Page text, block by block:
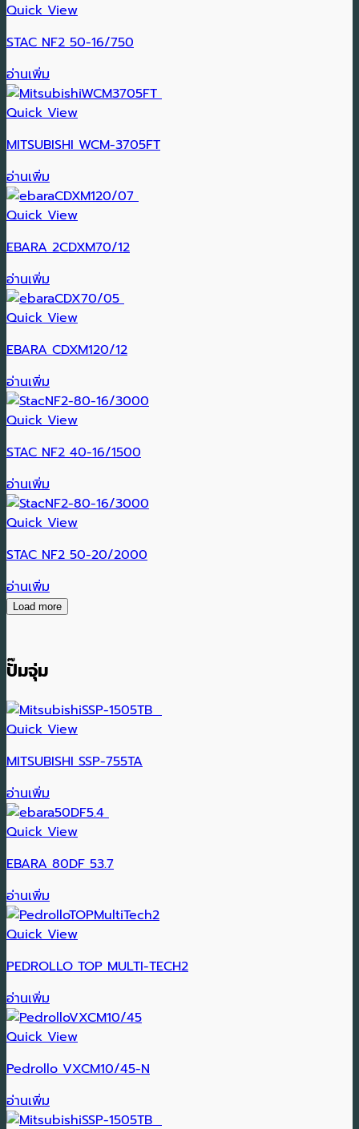
Quick View
STAC NF2 50-16/750
อ่านเพิ่ม
Quick View
MITSUBISHI WCM-3705FT
อ่านเพิ่ม
Quick View
EBARA 2CDXM70/12
อ่านเพิ่ม
Quick View
EBARA CDXM120/12
อ่านเพิ่ม
Quick View
STAC NF2 40-16/1500
อ่านเพิ่ม
Quick View
STAC NF2 50-20/2000
อ่านเพิ่ม
Load more
ปั๊มจุ่ม
Quick View
MITSUBISHI SSP-755TA
อ่านเพิ่ม
Quick View
EBARA 80DF 53.7
อ่านเพิ่ม
Quick View
PEDROLLO TOP MULTI-TECH2
อ่านเพิ่ม
Quick View
Pedrollo VXCM10/45-N
อ่านเพิ่ม